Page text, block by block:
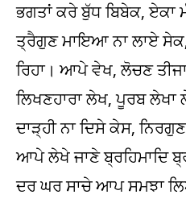
ਭਗਤਾਂ ਕਰੇ ਬੁੱਧ ਬਿਬੇਕ, ਏਕਾ
ਤ੍ਰੈਗੁਣ ਮਾਇਆ ਨਾ ਲਾਏ
ਰਿਹਾ। ਆਪੇ ਵੇਖ, ਲੋਚਣ
ਲਿਖਣਹਾਰਾ ਲੇਖ, ਪੂਰਬ ਲੇਖਾ
ਦਾੜ੍ਹੀ ਨਾ ਦਿਸੇ ਕੇਸ,
ਆਪੇ ਲੇਖੇ ਜਾਣੇ ਬ੍ਰਹਿਮਾਦਿ
ਦਰ ਘਰ ਸਾਚੇ ਆਪ ਸਮਝਾ